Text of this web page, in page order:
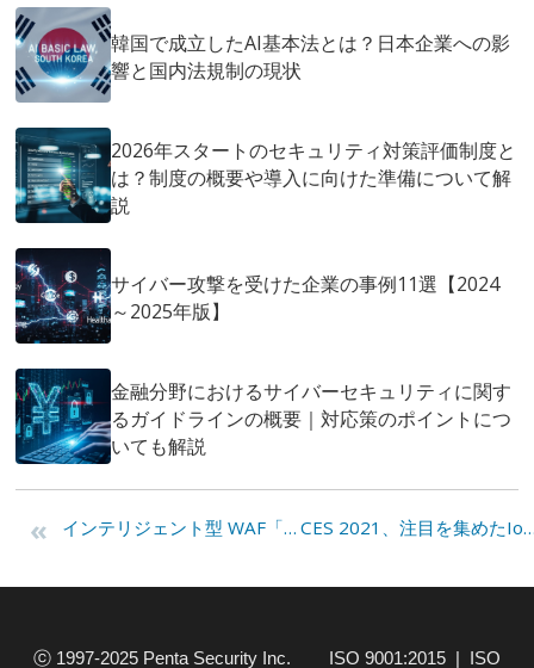
韓国で成立したAI基本法とは？日本企業への影
響と国内法規制の現状
2026年スタートのセキュリティ対策評価制度と
は？制度の概要や導入に向けた準備について解
説
サイバー攻撃を受けた企業の事例11選【2024
～2025年版】
金融分野におけるサイバーセキュリティに関す
るガイドラインの概要｜対応策のポイントにつ
いても解説
« インテリジェント型 WAF「WAPPLES」 White Paper 発刊 CES 2021、注目を集めた
ⓒ 1997-2025 Penta Security Inc. ISO 9001:2015 | ISO